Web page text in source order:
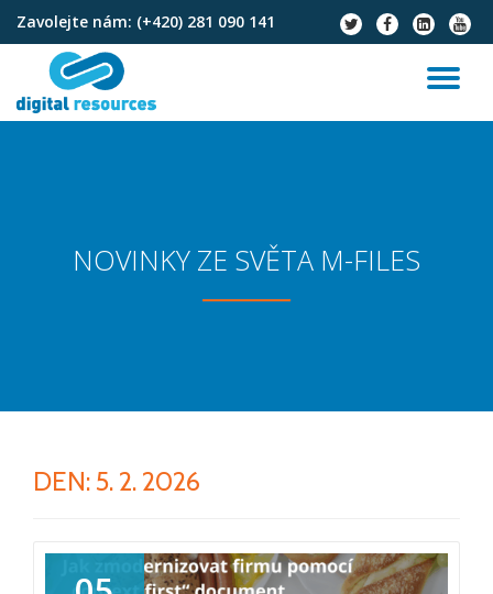
Přeskočit
obsah
Zavolejte nám: (+420) 281 090 141
fa-
twitter
fa-
facebook
fa-
linkedin-
square
fa-
NOVINKY ZE SVĚTA M-FILES
DEN: 5. 2. 2026